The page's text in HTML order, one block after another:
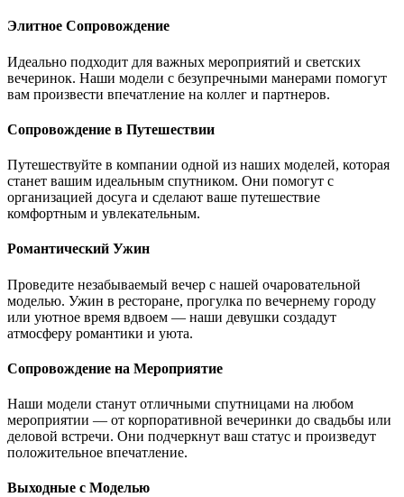
Элитное Сопровождение
Идеально подходит для важных мероприятий и светских
вечеринок. Наши модели с безупречными манерами помогут
вам произвести впечатление на коллег и партнеров.
Сопровождение в Путешествии
Путешествуйте в компании одной из наших моделей, которая
станет вашим идеальным спутником. Они помогут с
организацией досуга и сделают ваше путешествие
комфортным и увлекательным.
Романтический Ужин
Проведите незабываемый вечер с нашей очаровательной
моделью. Ужин в ресторане, прогулка по вечернему городу
или уютное время вдвоем — наши девушки создадут
атмосферу романтики и уюта.
Сопровождение на Мероприятие
Наши модели станут отличными спутницами на любом
мероприятии — от корпоративной вечеринки до свадьбы или
деловой встречи. Они подчеркнут ваш статус и произведут
положительное впечатление.
Выходные с Моделью